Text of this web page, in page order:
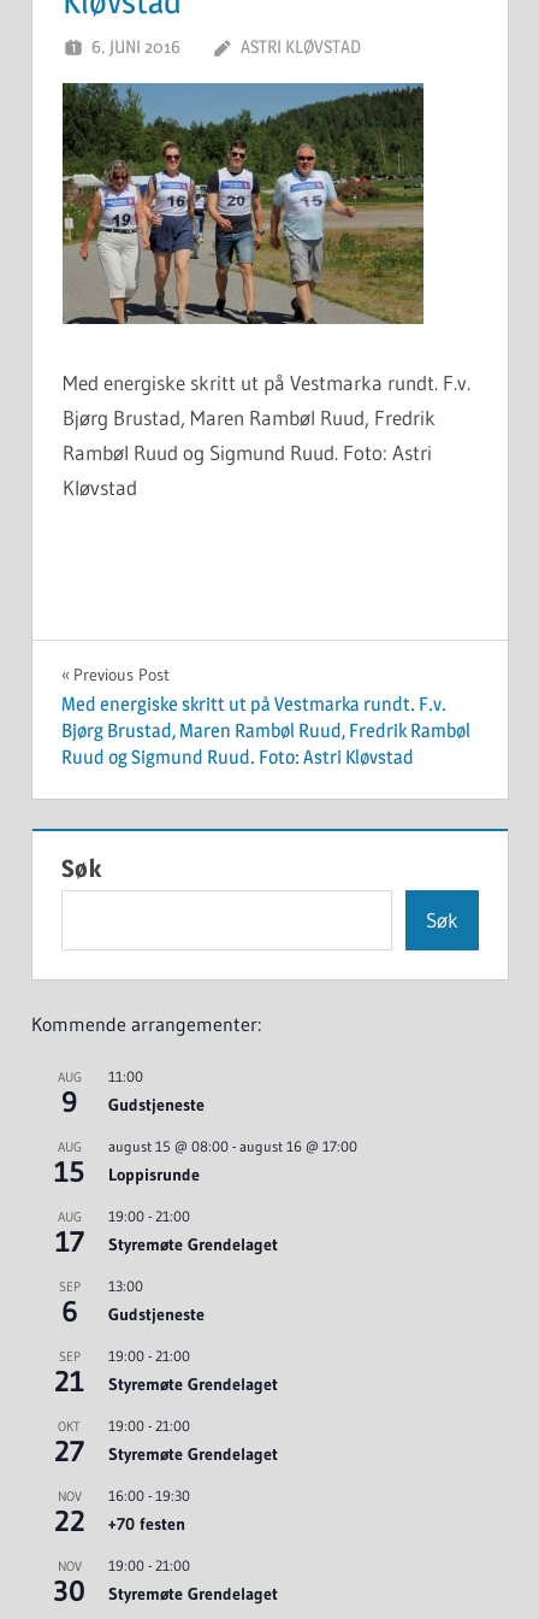
6. JUNI 2016 ASTRI KLØVSTAD
Med energiske skritt ut på Vestmarka rundt. F.v.
Bjørg Brustad, Maren Rambøl Ruud, Fredrik
Rambøl Ruud og Sigmund Ruud. Foto: Astri
Kløvstad
Innleggsnavigasjon
Previous Post
Med energiske skritt ut på Vestmarka rundt. F.v.
Bjørg Brustad, Maren Rambøl Ruud, Fredrik Rambøl
Ruud og Sigmund Ruud. Foto: Astri Kløvstad
Søk
Søk
Kommende arrangementer:
AUG
9
11:00
Gudstjeneste
AUG
15
august 15 @ 08:00- august 16 @ 17:00
Loppisrunde
AUG
17
19:00- 21:00
Styremøte Grendelaget
SEP
6
13:00
Gudstjeneste
SEP
21
19:00- 21:00
Styremøte Grendelaget
OKT
27
19:00- 21:00
Styremøte Grendelaget
NOV
22
16:00- 19:30
+70 festen
NOV
30
19:00- 21:00
Styremøte Grendelaget